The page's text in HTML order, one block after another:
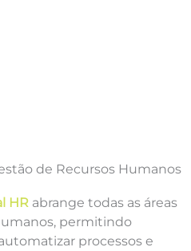
de Recursos Humanos
HR abrange todas as áreas
permitindo
processos e